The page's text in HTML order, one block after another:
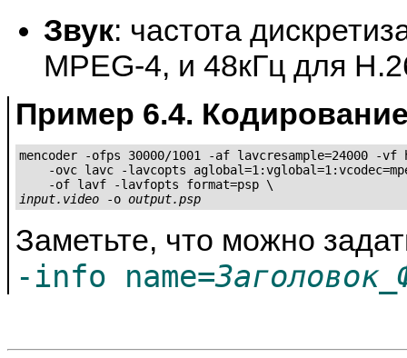
Звук: частота
MPEG-4, и 48кГц для
Пример 6.4.
mencoder -ofps 30000/1001 -af lavcresample=24000 -
-ovc lavc -lavcopts
input.video -o output.psp
Заметьте, что можно
-info name=